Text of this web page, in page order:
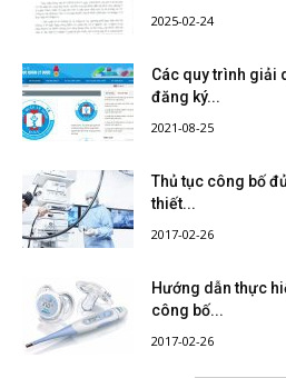
2025-02-24
Các quy trình giải
đăng ký...
2021-08-25
Thủ tục công bố
thiết...
2017-02-26
Hướng dẫn thực
công bố...
2017-02-26